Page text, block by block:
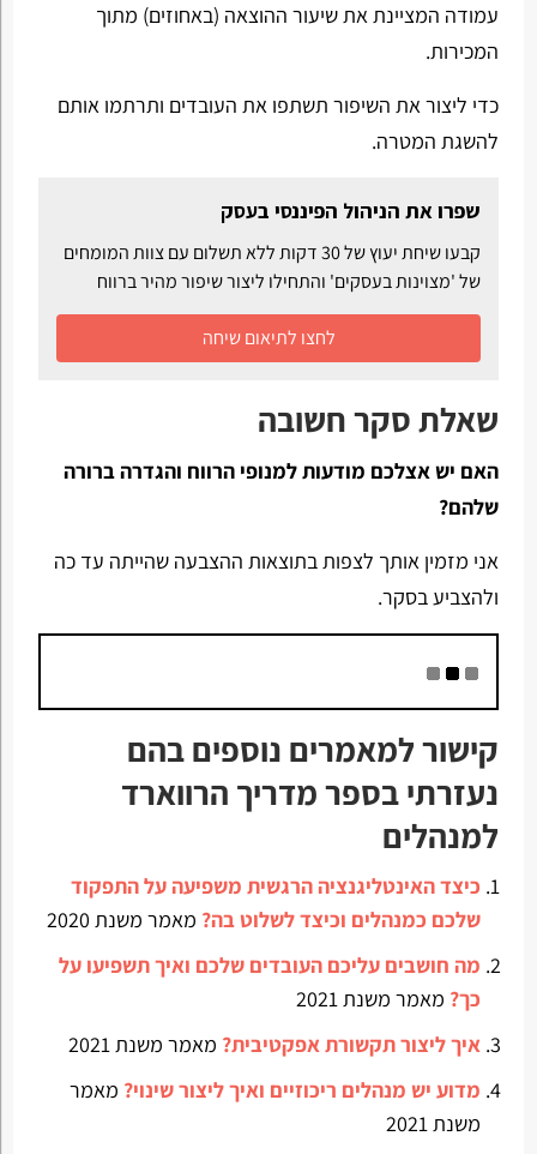
עמודה המציינת את שיעור ההוצאה (באחוזים) מתוך
המכירות.
כדי ליצור את השיפור תשתפו את העובדים ותרתמו אותם
להשגת המטרה.
שפרו את הניהול הפיננסי בעסק
קבעו שיחת יעוץ של 30 דקות ללא תשלום עם צוות המומחים
של 'מצוינות בעסקים' והתחילו ליצור שיפור מהיר ברווח
לחצו לתיאום שיחה
שאלת סקר חשובה
האם יש אצלכם מודעות למנופי הרווח והגדרה ברורה
שלהם?
אני מזמין אותך לצפות בתוצאות ההצבעה שהייתה עד כה
ולהצביע בסקר.
קישור למאמרים נוספים בהם
נעזרתי בספר מדריך הרווארד
למנהלים
כיצד האינטליגנציה הרגשית משפיעה על התפקוד
שלכם כמנהלים וכיצד לשלוט בה? מאמר משנת 2020
מה חושבים עליכם העובדים שלכם ואיך תשפיעו על
כך? מאמר משנת 2021
איך ליצור תקשורת אפקטיבית? מאמר משנת 2021
מדוע יש מנהלים ריכוזיים ואיך ליצור שינוי? מאמר
משנת 2021